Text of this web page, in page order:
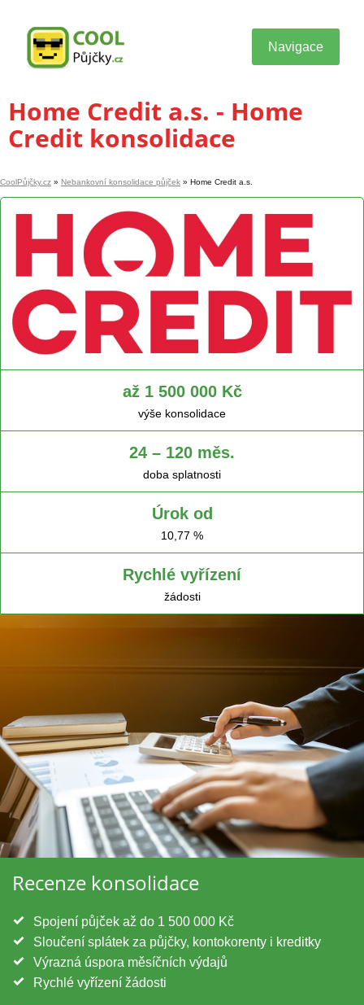
Navigace
Home Credit a.s. - Home
Credit konsolidace
CoolPůjčky.cz » Nebankovní konsolidace půjček » Home Credit a.s.
až 1 500 000 Kč
výše konsolidace
24 – 120 měs.
doba splatnosti
Úrok od
10,77 %
Rychlé vyřízení
žádosti
Recenze konsolidace
Spojení půjček až do 1 500 000 Kč
Sloučení splátek za půjčky, kontokorenty i kreditky
Výrazná úspora měsíčních výdajů
Rychlé vyřízení žádosti